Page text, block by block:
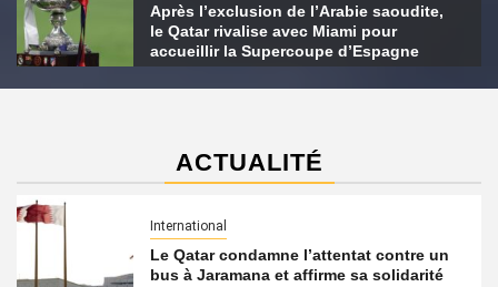
Après l’exclusion de l’Arabie saoudite,
le Qatar rivalise avec Miami pour
accueillir la Supercoupe d’Espagne
ACTUALITÉ
International
Le Qatar condamne l’attentat contre un
bus à Jaramana et affirme sa solidarité